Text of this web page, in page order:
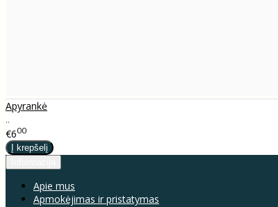
Apyrankė
..
€600
Apie mus
Apmokėjimas ir pristatymas